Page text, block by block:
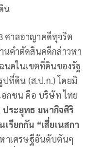
น
ศาลอาญาคดีทุจริต
คำตัดสินคดีกล่าวหา
นดในเขตที่ดินของรัฐ
ปที่ดิน (ส.ป.ก.) โดยมิ
กชน คือ บริษัท ไทย
ประยุทธ มหากิจศิริ
รียกกัน “เสี่ยเนสกา
าเศรษฐีอันดับต้นๆ